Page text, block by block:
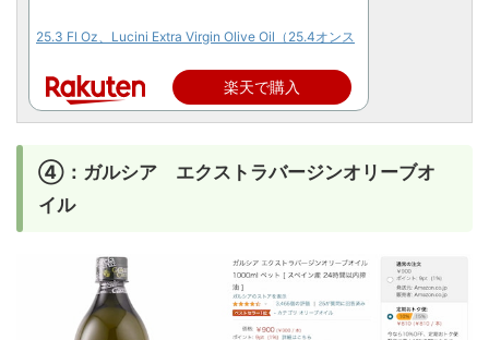
25.3 Fl Oz、Lucini Extra Virgin Olive Oil（25.4オンス
楽天で購入
④：ガルシア エクストラバージンオリーブオ
イル